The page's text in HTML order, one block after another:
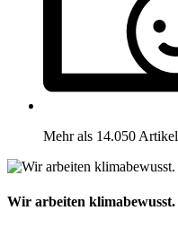
Mehr als 14.050 Artikel
Wir arbeiten klimabewusst.